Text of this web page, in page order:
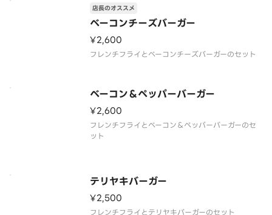
ベーコンチーズバーガー
店長のオススメ
¥2,600
フレンチフライとベーコンチーズバーガーのセット
ベーコン＆ペッパーバーガー
¥2,600
フレンチフライとベーコン＆ペッパーバーガーのセ
ット
テリヤキバーガー
¥2,500
フレンチフライとテリヤキバーガーのセット